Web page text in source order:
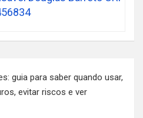
guia para saber quando usar,
evitar riscos e ver